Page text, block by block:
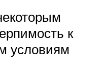
к
условиям